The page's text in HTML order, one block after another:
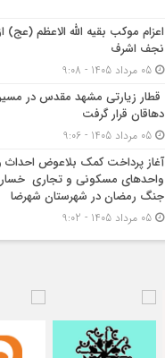
اعزام موکب بقیه الله الاعظم (عج)
نجف اشرف
05 مرداد 1405 - 9:08
قطار زیارتی مشهد مقدس در
دهاقان قرار گرفت
05 مرداد 1405 - 9:06
آغاز پرداخت کمک بلاعوض احداث
واحد‌های مسکونی و تجاری
جنگ رمضان در شهرستان شهرضا
05 مرداد 1405 - 9:02